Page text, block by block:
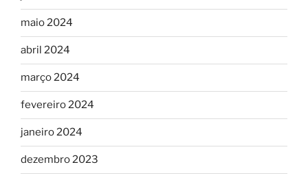
maio 2024
abril 2024
março 2024
fevereiro 2024
janeiro 2024
dezembro 2023